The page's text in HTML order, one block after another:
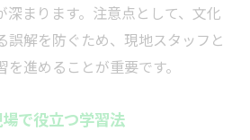
深まります。注意点として、文化
誤解を防ぐため、現地スタッフと
進めることが重要です。
で役立つ学習法